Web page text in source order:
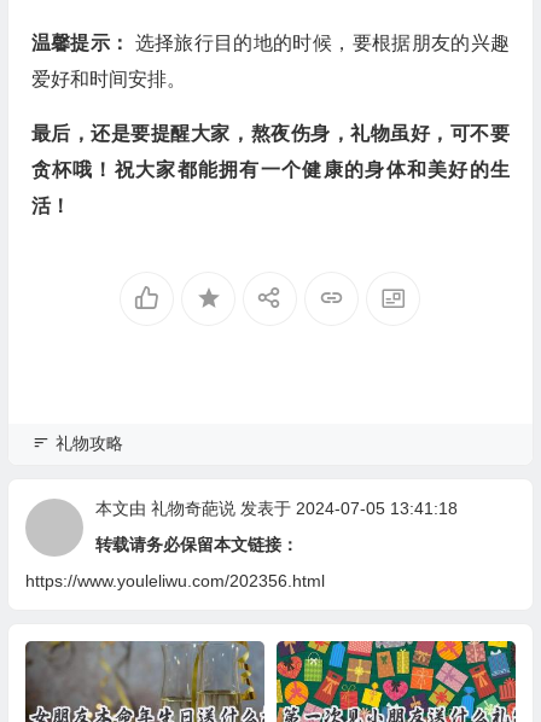
温馨提示： 选择旅行目的地的时候，要根据朋友的兴趣
爱好和时间安排。
最后，还是要提醒大家，熬夜伤身，礼物虽好，可不要
贪杯哦！祝大家都能拥有一个健康的身体和美好的生
活！
礼物攻略
本文由 礼物奇葩说发表于 2024-07-05 13:41:18
转载请务必保留本文链接：
https://www.youleliwu.com/202356.html